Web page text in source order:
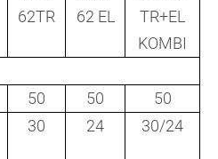
62TR
62 EL
TR+EL
KOMBI
50 50
50
30 24 30/24